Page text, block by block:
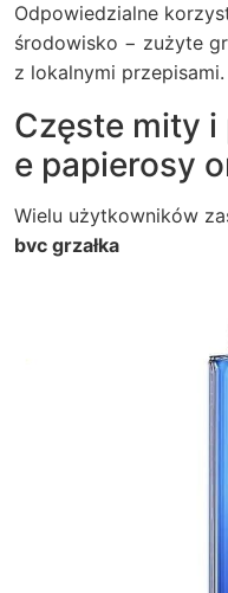
Odpowiedzialne
środowisko − zużyte
z lokalnymi przepisami.
Częste mity
e papierosy
Wielu użytkowników
bvc grzałka